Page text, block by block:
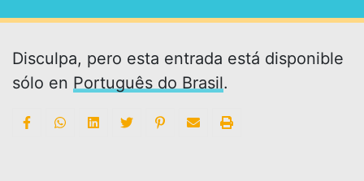
Disculpa, pero esta entrada está disponible
sólo en Português do Brasil.